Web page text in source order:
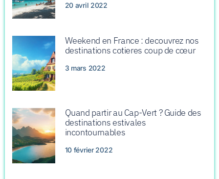
20 avril 2022
Weekend en France : decouvrez nos
destinations cotieres coup de cœur
3 mars 2022
Quand partir au Cap-Vert ? Guide des
destinations estivales
incontournables
10 février 2022